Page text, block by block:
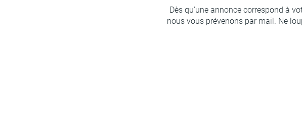
Dès qu'une annonce correspond à
nous vous prévenons par mail. Ne